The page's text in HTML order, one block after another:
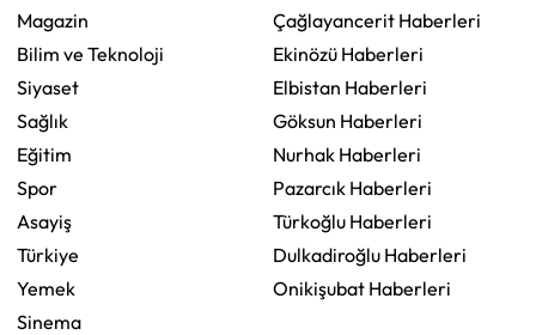
Magazin
Bilim ve Teknoloji
Siyaset
Sağlık
Eğitim
Spor
Asayiş
Türkiye
Yemek
Sinema
Çağlayancerit Haberleri
Ekinözü Haberleri
Elbistan Haberleri
Göksun Haberleri
Nurhak Haberleri
Pazarcık Haberleri
Türkoğlu Haberleri
Dulkadiroğlu Haberleri
Onikişubat Haberleri